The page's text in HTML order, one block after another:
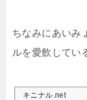
ルド編
ちなみにあいみ
ルを愛飲してい
キニナル.net